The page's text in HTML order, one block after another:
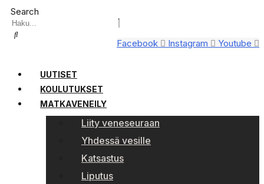
Search
Facebook Instagram Youtube
UUTISET
KOULUTUKSET
MATKAVENEILY
Liity veneseuraan
Yhdessä vesille
Katsastus
Liputus